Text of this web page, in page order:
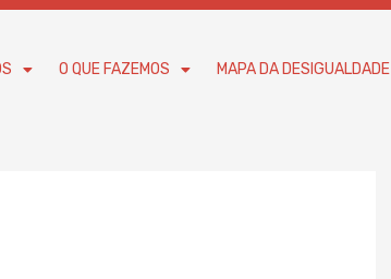
O QUE FAZEMOS MAPA DA DESIGUALDADE